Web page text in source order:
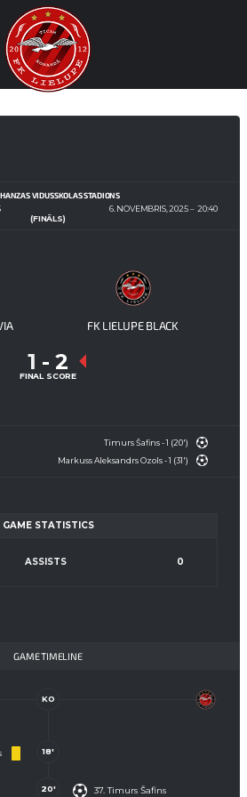
VIDUSSKOLAS STADIONS
6. NOVEMBRIS, 2025
20:40
(FINĀLS)
FK LIELUPE BLACK
1 - 2
FINAL SCORE
Timurs Šafins - 1 (20')
Markuss Aleksandrs Ozols - 1 (31')
GAME STATISTICS
ASSISTS 0
GAME TIMELINE
KO
18'
37. Timurs Šafins
20'